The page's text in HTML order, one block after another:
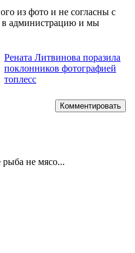
из фото и не согласны с
в администрацию и мы
Рената Литвинова поразила
поклонников фотографией
топлесс
Комментировать
рыба не мясо...